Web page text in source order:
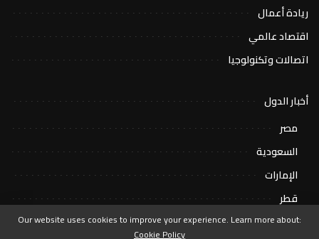
ريادة أعمال
اقتصاد عالمي
اتصالات وتكنولوجيا
أخبار الدول
مصر
السعودية
الإمارات
قطر
Our website uses cookies to improve your experience. Learn more about:
Cookie Policy